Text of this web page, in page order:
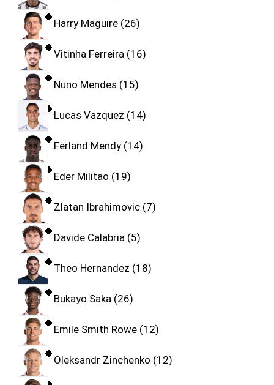
Harry Maguire 26
Vitinha Ferreira 16
Nuno Mendes 15
Lucas Vazquez 14
Ferland Mendy 14
Eder Militao 19
Zlatan Ibrahimovic 7
Davide Calabria 5
Theo Hernandez 18
Bukayo Saka 26
Emile Smith Rowe 12
Oleksandr Zinchenko 12